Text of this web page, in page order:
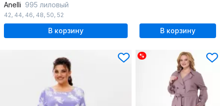
Anelli 995 лиловый
42, 44, 46, 48, 50, 52
В корзину В корзину
%